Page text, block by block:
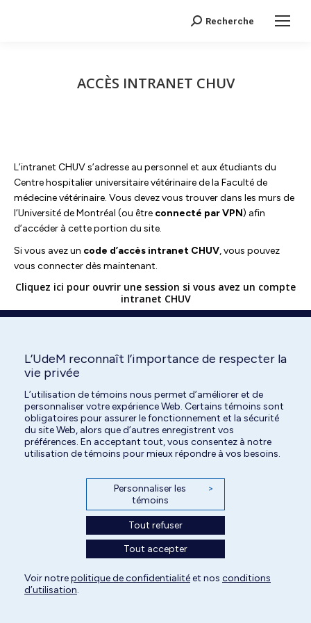
Search:Recherche
ACCÈS INTRANET CHUV
L’intranet CHUV s’adresse au personnel et aux étudiants du
Centre hospitalier universitaire vétérinaire de la Faculté de
médecine vétérinaire. Vous devez vous trouver dans les murs de
l’Université de Montréal (ou être connecté par VPN) afin
d’accéder à cette portion du site.
Si vous avez un code d’accès intranet CHUV, vous pouvez
vous connecter dès maintenant.
Cliquez ici pour ouvrir une session si vous avez un compte
intranet CHUV
Cliquez ici pour vous connecter par VPN
Tous droits réservés | Centre hospitalier universitaire vétérinaire de l'Université
de Montréal | 2026
L’UdeM reconnaît l’importance de respecter la
vie privée
L’utilisation de témoins nous permet d’améliorer et de
personnaliser votre expérience Web. Certains témoins sont
obligatoires pour assurer le fonctionnement et la sécurité
du site Web, alors que d’autres enregistrent vos
préférences. En acceptant tout, vous consentez à notre
utilisation de témoins pour mieux répondre à vos besoins.
Personnaliser les
témoins
>
Tout refuser
Tout accepter
Voir notrepolitique de confidentialitéet nos conditions
d’utilisation.